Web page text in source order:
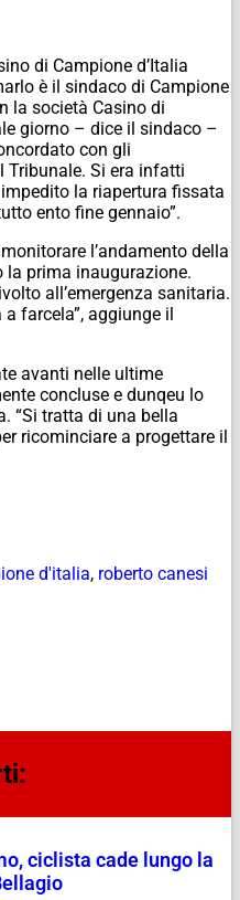
di Campione d’Italia
è il sindaco di Campione
la società Casino di
giorno – dice il sindaco –
con gli
Si era infatti
la riapertura fissata
ento fine gennaio”.
l’andamento della
la prima inaugurazione.
all’emergenza sanitaria.
farcela”, aggiunge il
avanti nelle ultime
concluse e dunqeu lo
“Si tratta di una bella
ricominciare a progettare il
d'italia, roberto canesi
ciclista cade lungo la